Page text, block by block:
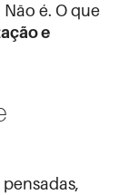
é. O que
e